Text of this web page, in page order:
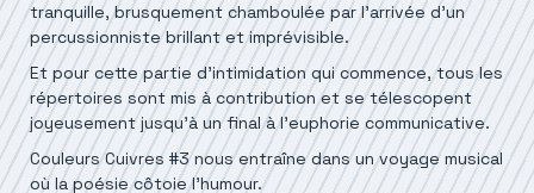
tranquille, brusquement chamboulée par l’arrivée d’un
percussionniste brillant et imprévisible.
Et pour cette partie d’intimidation qui commence, tous les
répertoires sont mis à contribution et se télescopent
joyeusement jusqu’à un final à l’euphorie communicative.
Couleurs Cuivres #3 nous entraîne dans un voyage musical
où la poésie côtoie l’humour.